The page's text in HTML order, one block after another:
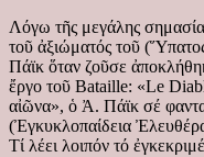
Λόγω τῆς μεγάλης
τοῦ ἀξιώματός τοῦ
Πάϊκ ὅταν ζοῦσε
ἔργο τοῦ Bataille: «Le
αἰῶνα», ὁ Ἀ. Πάϊκ σέ
(Ἐγκυκλοπαίδεια
Τί λέει λοιπόν τό